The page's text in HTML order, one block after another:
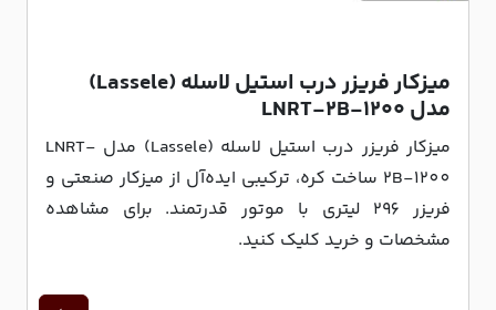
میزکار فریزر درب استیل لاسله (Lassele)
مدل LNRT-۲B-۱۲۰۰
میزکار فریزر درب استیل لاسله (Lassele) مدل LNRT-
2B-1200 ساخت کره، ترکیبی ایده‌آل از میزکار صنعتی و
فریزر 296 لیتری با موتور قدرتمند. برای مشاهده
مشخصات و خرید کلیک کنید.